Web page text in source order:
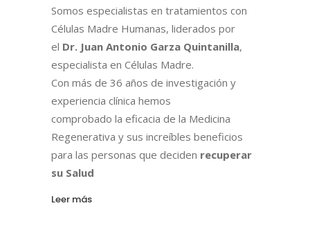
Somos especialistas en tratamientos con
Células Madre Humanas, liderados por
el Dr. Juan Antonio Garza Quintanilla,
especialista en Células Madre.
Con más de 36 años de investigación y
experiencia clínica hemos
comprobado la eficacia de la Medicina
Regenerativa y sus increíbles beneficios
para las personas que deciden recuperar
su Salud
Leer más